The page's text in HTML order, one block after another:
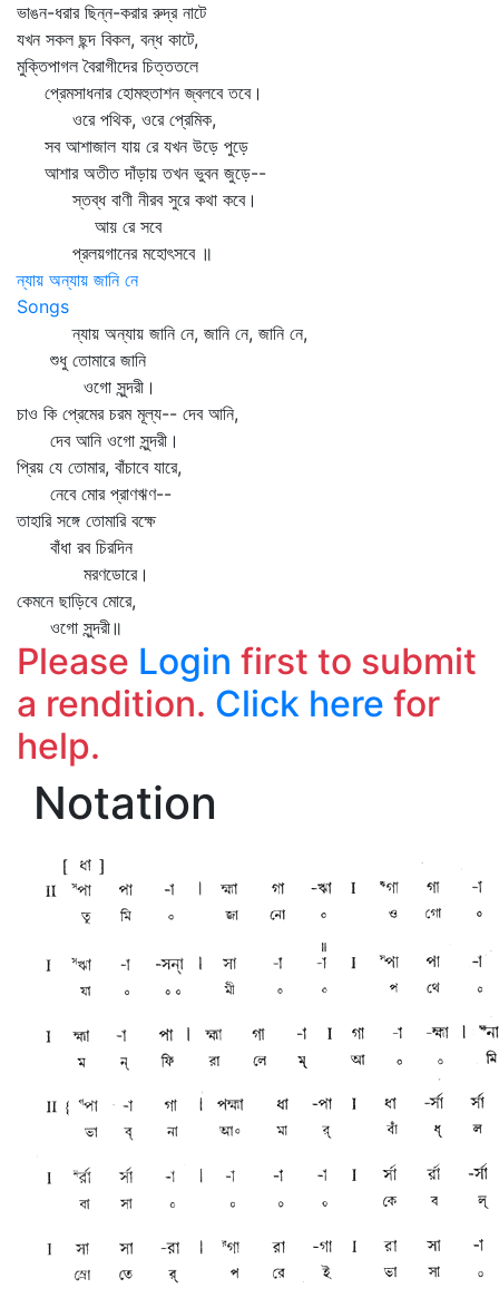
ভাঙন-ধরার ছিন্ন-করার রুদ্র নাটে
যখন সকল ছন্দ বিকল, বন্ধ কাটে,
মুক্তিপাগল বৈরাগীদের চিত্ততলে
প্রেমসাধনার হোমহুতাশন জ্বলবে তবে।
ওরে পথিক, ওরে প্রেমিক,
সব আশাজাল যায় রে যখন উড়ে পুড়ে
আশার অতীত দাঁড়ায় তখন ভুবন জুড়ে--
স্তব্ধ বাণী নীরব সুরে কথা কবে।
আয় রে সবে
প্রলয়গানের মহোৎসবে ॥
ন্যায় অন্যায় জানি নে
Songs
ন্যায় অন্যায় জানি নে, জানি নে, জানি নে,
শুধু তোমারে জানি
ওগো সুন্দরী।
চাও কি প্রেমের চরম মূল্য-- দেব আনি,
দেব আনি ওগো সুন্দরী।
প্রিয় যে তোমার, বাঁচাবে যারে,
নেবে মোর প্রাণঋণ--
তাহারি সঙ্গে তোমারি বক্ষে
বাঁধা রব চিরদিন
মরণডোরে।
কেমনে ছাড়িবে মোরে,
ওগো সুন্দরী॥
Please Login first to submit
a rendition. Click here for
help.
Notation